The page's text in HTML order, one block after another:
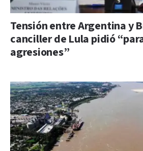
Tensión entre Argentina y
canciller de Lula pidió
agresiones”